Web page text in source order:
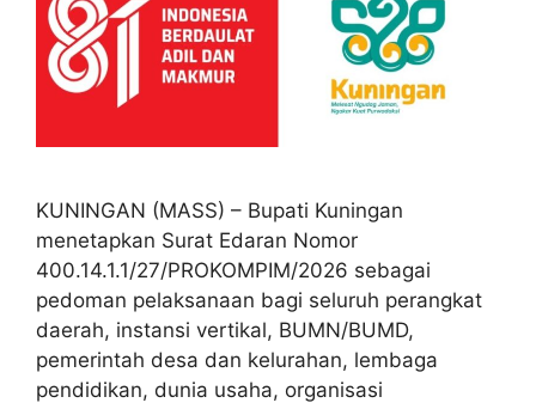
KUNINGAN (MASS) – Bupati Kuningan
menetapkan Surat Edaran Nomor
400.14.1.1/27/PROKOMPIM/2026 sebagai
pedoman pelaksanaan bagi seluruh perangkat
daerah, instansi vertikal, BUMN/BUMD,
pemerintah desa dan kelurahan, lembaga
pendidikan, dunia usaha, organisasi